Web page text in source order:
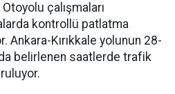
çalışmaları
kontrollü patlatma
Ankara-Kırıkkale yolunun 28-
belirlenen saatlerde trafik